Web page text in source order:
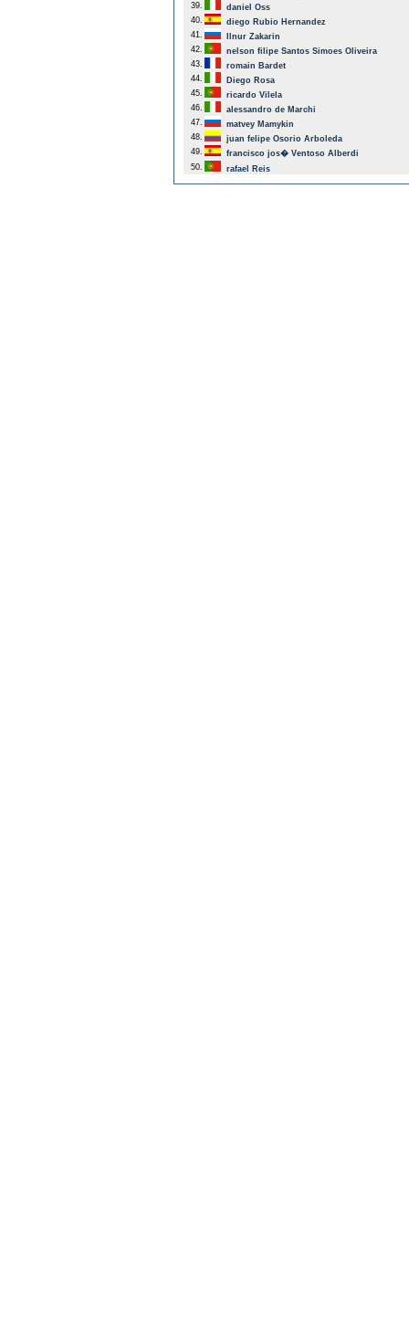
39.
daniel Oss
40.
diego Rubio Hernandez
41.
Ilnur Zakarin
42.
nelson filipe Santos Simoes Oliveira
43.
romain Bardet
44.
Diego Rosa
45.
ricardo Vilela
46.
alessandro de Marchi
47.
matvey Mamykin
48.
juan felipe Osorio Arboleda
49.
francisco jos� Ventoso Alberdi
50.
rafael Reis